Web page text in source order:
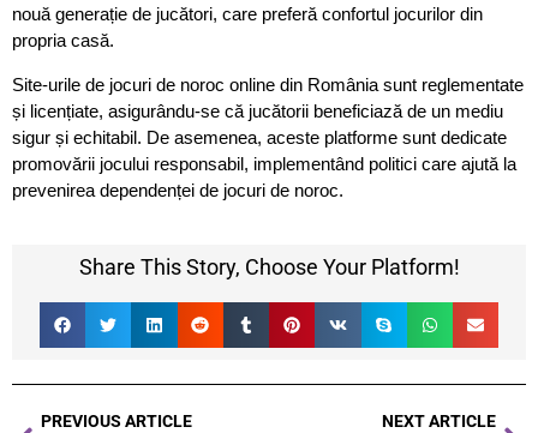
nouă generație de jucători, care preferă confortul jocurilor din
propria casă.
Site-urile de jocuri de noroc online din România sunt reglementate
și licențiate, asigurându-se că jucătorii beneficiază de un mediu
sigur și echitabil. De asemenea, aceste platforme sunt dedicate
promovării jocului responsabil, implementând politici care ajută la
prevenirea dependenței de jocuri de noroc.
Share This Story, Choose Your Platform!
PREVIOUS ARTICLE NEXT ARTICLE